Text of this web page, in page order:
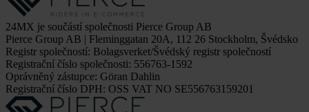
24MX je součástí společnosti Pierce Group AB
Pierce Group AB | Fleminggatan 20A, 112 26 Stockholm, Švédsko
Registr společností: Bolagsverket/Švédský registr společností
Registrační číslo společnosti: 556763-1592
Oprávněný zástupce: Göran Dahlin
Registrační číslo DPH: OSS VAT NO SE556763159201